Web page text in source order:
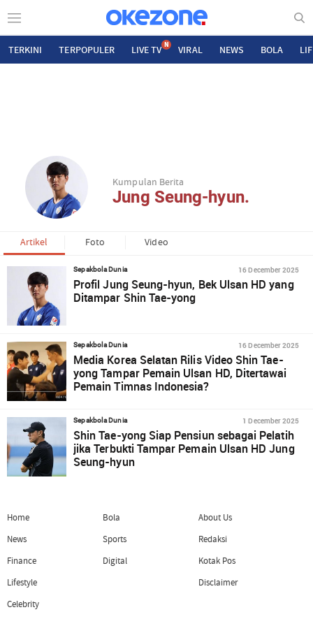
TERKINI TERPOPULER LIVE TV N VIRAL NEWS BOLA
Kumpulan Berita
Jung Seung-hyun.
Artikel Foto Video
Sepakbola Dunia 16 December 2025
Profil Jung Seung-hyun, Bek Ulsan HD yang
Ditampar Shin Tae-yong
Sepakbola Dunia 16 December 2025
Media Korea Selatan Rilis Video Shin Tae-
yong Tampar Pemain Ulsan HD, Ditertawai
Pemain Timnas Indonesia?
Sepakbola Dunia 1 December 2025
Shin Tae-yong Siap Pensiun sebagai Pelatih
jika Terbukti Tampar Pemain Ulsan HD Jung
Seung-hyun
Home
News
Finance
Lifestyle
Celebrity
Bola
Sports
Digital
About Us
Redaksi
Kotak Pos
Disclaimer